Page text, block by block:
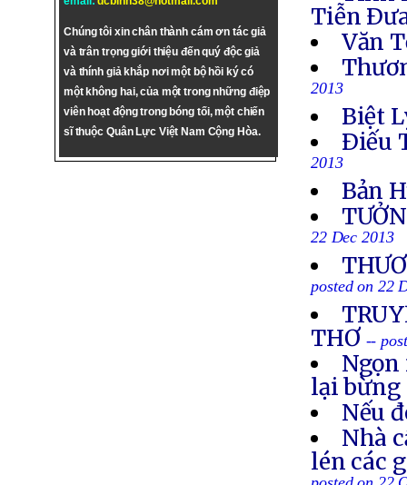
Chúng tôi xin chân thành cám ơn tác giả
và trân trọng giới thiệu đến quý độc giả
và thính giả khắp nơi một bộ hồi ký có
một không hai, của một trong những điệp
viên hoạt động trong bóng tối, một chiến
sĩ thuộc Quân Lực Việt Nam Cộng Hòa.
Tiễn
Văn
2013
Biệt
Ðiếu
2013
Bản
22 Dec 2013
posted on 22
THƠ --
lại bừng
Nếu
Nhà
lén các